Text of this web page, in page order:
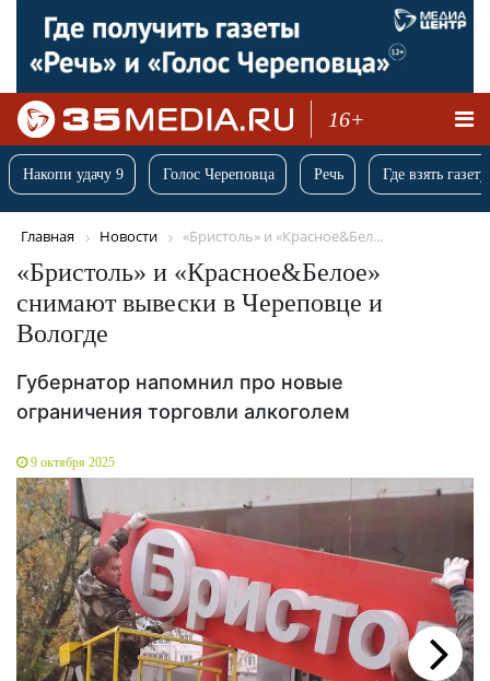
16+
Накопи удачу 9 Голос Череповца Речь Где взять
Главная Новости «Бристоль» и «Красное&Бел...
«Бристоль» и «Красное&Белое»
снимают вывески в Череповце и
Вологде
Губернатор напомнил про новые
ограничения торговли алкоголем
9 октября 2025